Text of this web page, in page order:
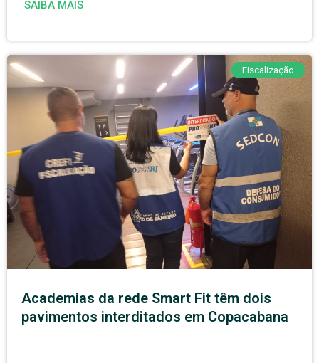
SAIBA MAIS
Fiscalização
Academias da rede Smart Fit têm dois
pavimentos interditados em Copacabana